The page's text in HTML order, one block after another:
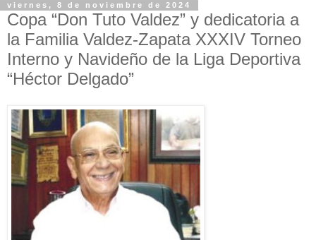
viernes, 8 de noviembre de 2024
Copa “Don Tuto Valdez” y dedicatoria a
la Familia Valdez-Zapata XXXIV Torneo
Interno y Navideño de la Liga Deportiva
“Héctor Delgado”